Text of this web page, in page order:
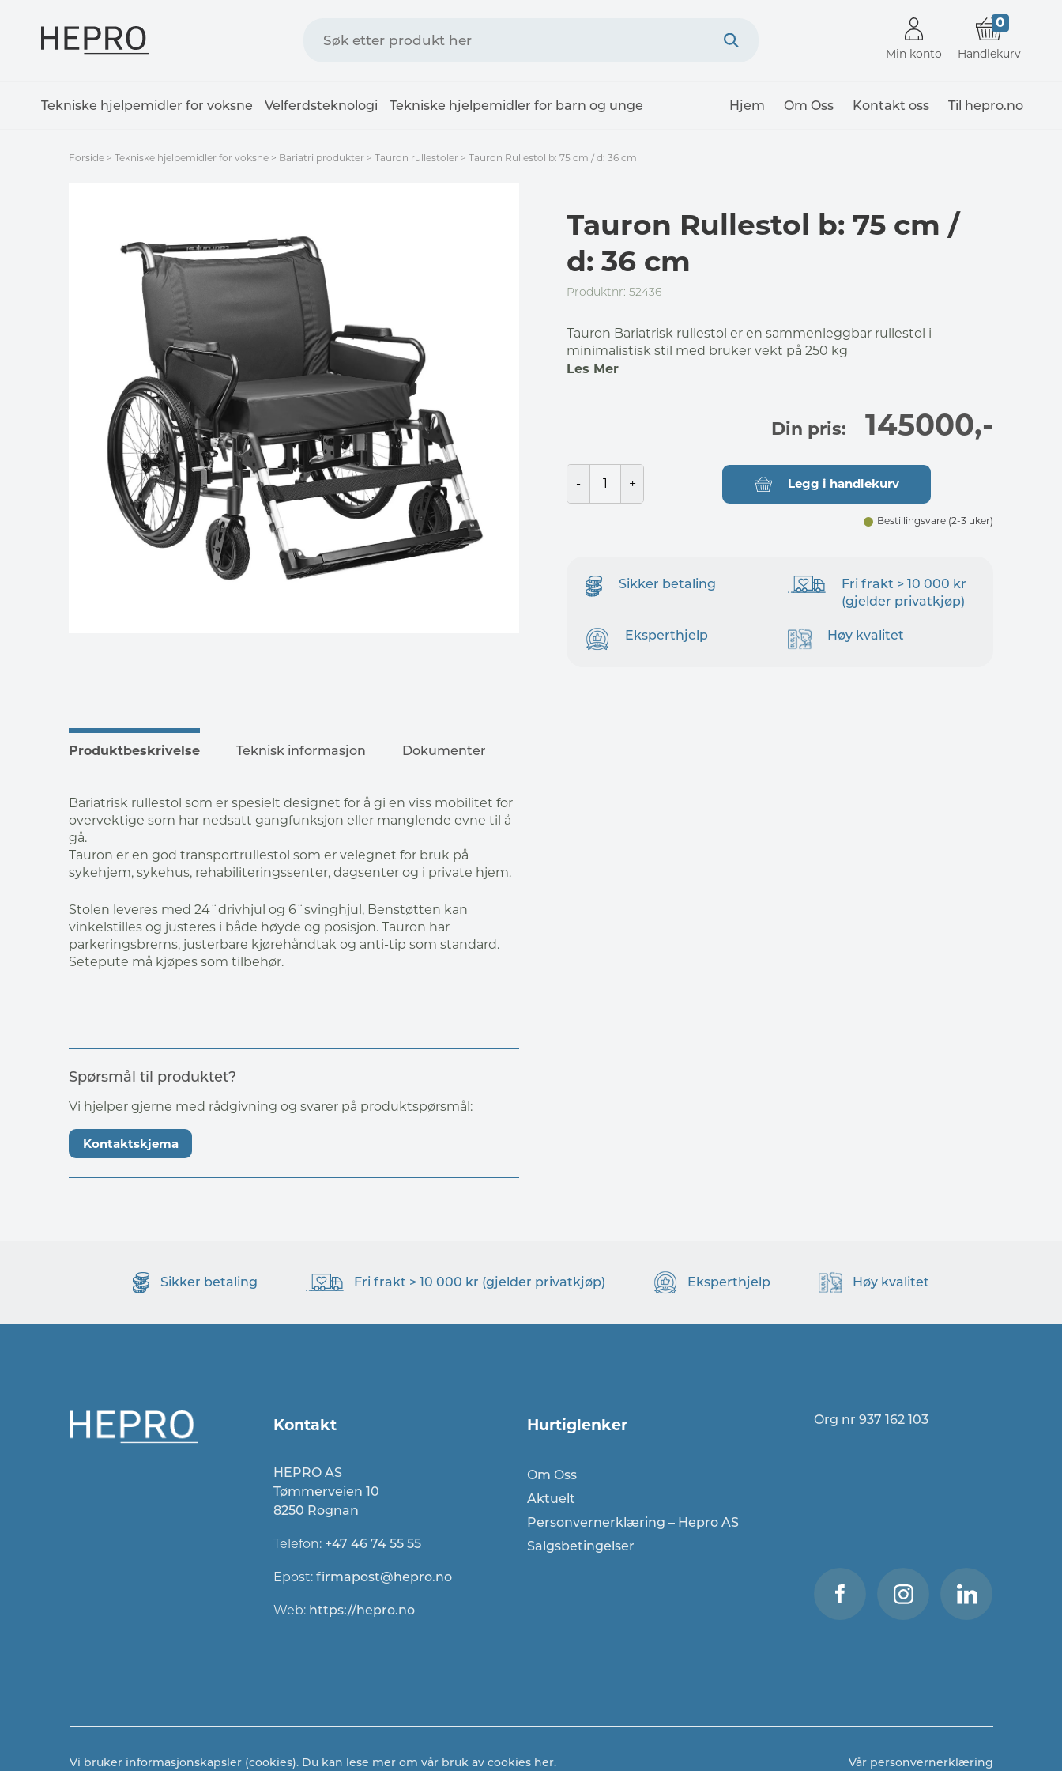
Min konto
0
Handlekurv
Tekniske hjelpemidler for voksne Velferdsteknologi Tekniske hjelpemidler for barn og unge Hjem Om Oss Kontakt oss Til hepro.no
Forside > Tekniske hjelpemidler for voksne > Bariatri produkter > Tauron rullestoler > Tauron Rullestol b: 75 cm / d: 36 cm
Tauron Rullestol b: 75 cm /
d: 36 cm
Produktnr: 52436
Tauron Bariatrisk rullestol er en sammenleggbar rullestol i
minimalistisk stil med bruker vekt på 250 kg
Les Mer
Din pris: 145000,-
Legg i handlekurv
Bestillingsvare (2-3 uker)
Sikker betaling
Fri frakt > 10 000 kr
(gjelder privatkjøp)
Eksperthjelp Høy kvalitet
Produktbeskrivelse Teknisk informasjon Dokumenter
Bariatrisk rullestol som er spesielt designet for å gi en viss mobilitet for
overvektige som har nedsatt gangfunksjon eller manglende evne til å
gå.
Tauron er en god transportrullestol som er velegnet for bruk på
sykehjem, sykehus, rehabiliteringssenter, dagsenter og i private hjem.
Stolen leveres med 24¨drivhjul og 6¨svinghjul, Benstøtten kan
vinkelstilles og justeres i både høyde og posisjon. Tauron har
parkeringsbrems, justerbare kjørehåndtak og anti-tip som standard.
Setepute må kjøpes som tilbehør.
Spørsmål til produktet?
Vi hjelper gjerne med rådgivning og svarer på produktspørsmål:
Kontaktskjema
Sikker betaling Fri frakt > 10 000 kr (gjelder privatkjøp) Eksperthjelp Høy kvalitet
Kontakt
HEPRO AS
Tømmerveien 10
8250 Rognan
Telefon: +47 46 74 55 55
Epost: firmapost@hepro.no​​
Web: https://hepro.no
Hurtiglenker
Om Oss
Aktuelt
Personvernerklæring – Hepro AS
Salgsbetingelser
Org nr 937 162 103
Vi bruker informasjonskapsler (cookies). Du kan lese mer om vår bruk av cookies her. Vår personvernerklæring